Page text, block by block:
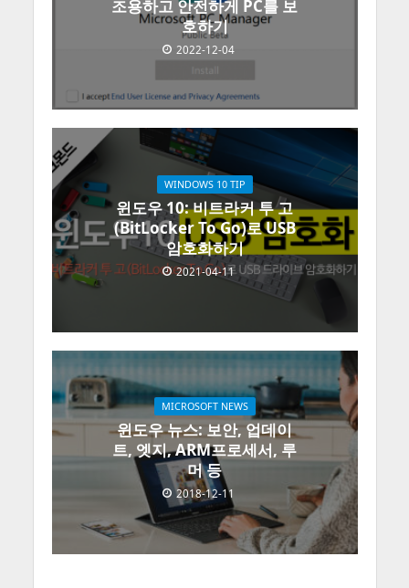
조용하고 안전하게 PC를 보
호하기
2022-12-04
WINDOWS 10 TIP
윈도우 10: 비트라커 투 고
(BitLocker To Go)로 USB
암호화하기
2021-04-11
MICROSOFT NEWS
윈도우 뉴스: 보안, 업데이
트, 엣지, ARM프로세서, 루
머 등
2018-12-11